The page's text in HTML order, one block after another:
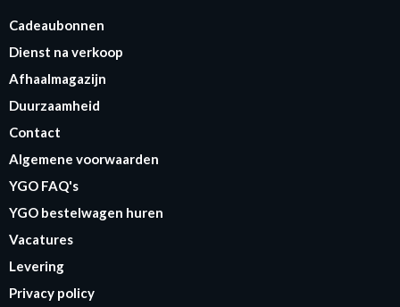
Cadeaubonnen
Dienst na verkoop
Afhaalmagazijn
Duurzaamheid
Contact
Algemene voorwaarden
YGO FAQ's
YGO bestelwagen huren
Vacatures
Levering
Privacy policy